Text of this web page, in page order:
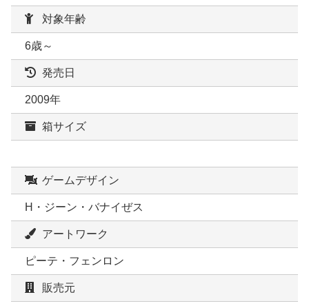
対象年齢
6歳～
発売日
2009年
箱サイズ
ゲームデザイン
H・ジーン・バナイぜス
アートワーク
ピーテ・フェンロン
販売元